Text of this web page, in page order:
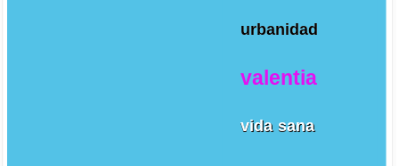
urbanidad
valentia
vida sana